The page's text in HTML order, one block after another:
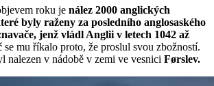
roku je nález 2000 anglických
byly raženy za posledního anglosaského
jenž vládl Anglii v letech 1042 až
se mu říkalo proto, že proslul svou zbožností.
nalezen v nádobě v zemi ve vesnici Førslev.